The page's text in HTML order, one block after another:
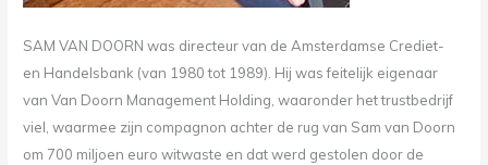
SAM VAN DOORN was directeur van de Amsterdamse Crediet-
en Handelsbank (van 1980 tot 1989). Hij was feitelijk eigenaar
van Van Doorn Management Holding, waaronder het trustbedrijf
viel, waarmee zijn compagnon achter de rug van Sam van Doorn
om 700 miljoen euro witwaste en dat werd gestolen door de